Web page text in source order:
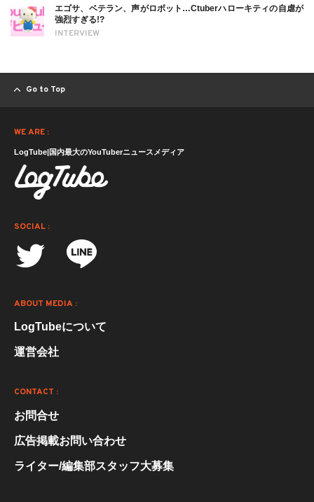
INTERVIEW
エゴサ、ベテラン、声がロボット…Ctuberハローキティの自虐が
強烈すぎる!?
Go to Top
WE ARE :
LogTube|国内最大のYouTuberニュースメディア
SOCIAL :
ABOUT MEDIA :
LogTubeについて
運営会社
CONTACT :
お問合せ
広告掲載お問い合わせ
ライター/編集部スタッフ大募集